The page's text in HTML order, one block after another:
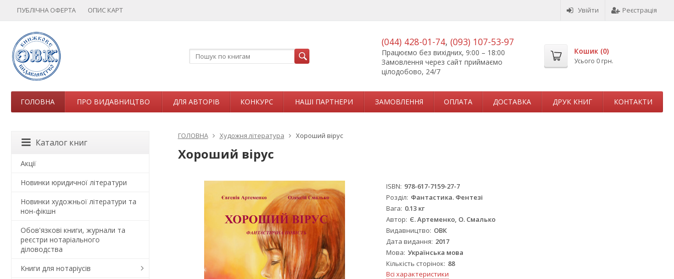
Увійти Реєстрація
ПУБЛІЧНА ОФЕРТА ОПИС КАРТ
(044) 428-01-74, (093) 107-53-97
Працюємо без вихідних, 9:00 – 18:00
Замовлення через сайт приймаємо
цілодобово, 24/7
Кошик (0)
Усього 0 грн.
ГОЛОВНА ПРО ВИДАВНИЦТВО ДЛЯ АВТОРІВ КОНКУРС НАШІ ПАРТНЕРИ ЗАМОВЛЕННЯ ОПЛАТА ДОСТАВКА ДРУК КНИГ КОНТАКТИ
ГОЛОВНА Художня література Хороший вірус
Хороший вірус
ISBN 978-617-7159-27-7
Розділ Фантастика. Фентезі
Вага 0.13 кг
Автор Є. Артеменко, О. Смалько
Видавництво ОВК
Дата видання 2017
Мова Українська мова
Кількість сторінок 88
Всі характеристики
Каталог книг
Акції
Новинки юридичної літератури
Новинки художньої літератури та
нон-фікшн
Обов'язкові книги, журнали та
реєстри нотаріального
діловодства
Книги для нотаріусів